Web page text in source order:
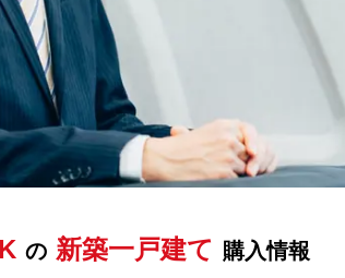
の 新築一戸建て 購入情報